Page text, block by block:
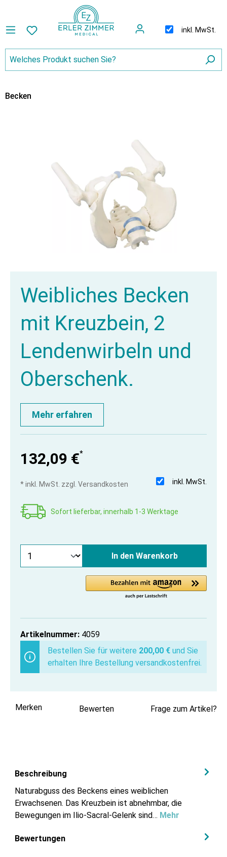
inkl. MwSt.
Becken
Weibliches Becken
mit Kreuzbein, 2
Lendenwirbeln und
Oberschenk.
Mehr erfahren
132,09 €*
inkl. MwSt.
* inkl. MwSt. zzgl. Versandkosten
Sofort lieferbar, innerhalb 1-3 Werktage
In den Warenkorb
Artikelnummer: 4059
Bestellen Sie für weitere 200,00 € und Sie
erhalten Ihre Bestellung versandkostenfrei.
Merken Bewerten Frage zum Artikel?
Beschreibung
Naturabguss des Beckens eines weiblichen
Erwachsenen. Das Kreuzbein ist abnehmbar, die
Bewegungen im Ilio-Sacral-Gelenk sind… Mehr
Bewertungen